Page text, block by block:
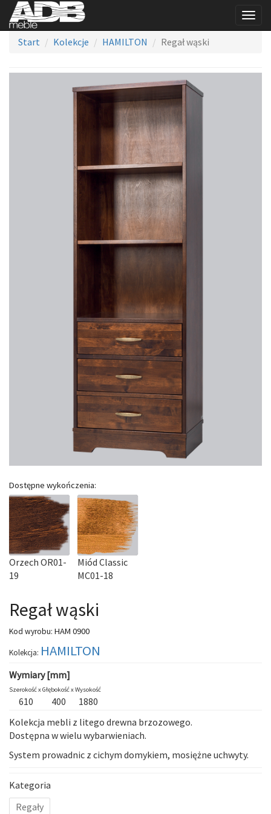
Start
Kolekcje HAMILTON Regał wąski
Dostępne wykończenia:
Orzech OR01-
19
Miód Classic
MC01-18
Regał wąski
Kod wyrobu: HAM 0900
Kolekcja: HAMILTON
Wymiary [mm]
Szerokość xGłębokość xWysokość
610 400
1880
Kolekcja mebli z litego drewna brzozowego.
Dostępna w wielu wybarwieniach.
System prowadnic z cichym domykiem, mosiężne uchwyty.
Kategoria
Regały